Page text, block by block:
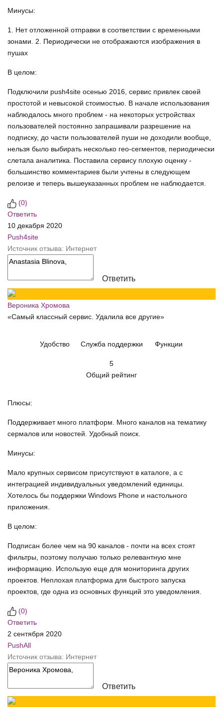
Минусы:
1. Нет отложенной отправки в соответствии с временными
зонами. 2. Периодически не отображаются изображения в
пушах
В целом:
Подключили push4site осенью 2016, сервис привлек своей
простотой и невысокой стоимостью. В начале использования
наблюдалось много проблем - на некоторых устройствах
пользователей постоянно запрашивали разрешение на
подписку, до части пользователей пуши не доходили вообще,
нельзя было выбирать несколько гео-сегментов, периодически
слетала аналитика. Поставила сервису плохую оценку -
большинство комментариев были учтены в следующем
релоизе и теперь вышеуказанных проблем не наблюдается.
(0)
Ответить
10 декабря 2020
Push4site
Источник отзыва: Интернет
Ответить
Вероника Хромова
«Самый классный сервис. Удалила все другие»
Удобство Служба поддержки Функции
5
Общий рейтинг
Плюсы:
Поддерживает много платформ. Много каналов на тематику
сермалов или новостей. Удобный поиск.
Минусы:
Мало крупных сервисом присутствуют в каталоге, а с
интеграцией индивидуальных уведомлений единицы.
Хотелось бы поддержки Windows Phone и настольного
приложения.
В целом:
Подписан более чем на 90 каналов - почти на всех стоят
фильтры, поэтому получаю только релевантную мне
информацию. Использую еще для мониторинга других
проектов. Неплохая платформа для быстрого запуска
проектов, где одна из основных функций это уведомления.
(0)
Ответить
2 сентября 2020
PushAll
Источник отзыва: Интернет
Ответить